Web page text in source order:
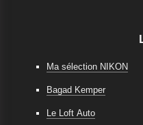
Ma sélection NIKON
Bagad Kemper
Le Loft Auto